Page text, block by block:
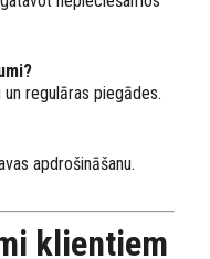
regulāras piegādes.
apdrošināšanu.
klientiem